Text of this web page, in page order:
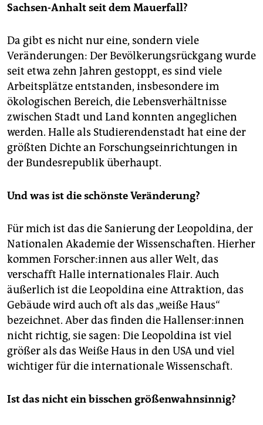
Sachsen-Anhalt seit dem Mauerfall?
Da gibt es nicht nur eine, sondern viele
Veränderungen: Der Bevölkerungsrückgang wurde
seit etwa zehn Jahren gestoppt, es sind viele
Arbeitsplätze entstanden, insbesondere im
ökologischen Bereich, die Lebensverhältnisse
zwischen Stadt und Land konnten angeglichen
werden. Halle als Studierendenstadt hat eine der
größten Dichte an Forschungseinrichtungen in
der Bundesrepublik überhaupt.
Und was ist die schönste Veränderung?
Für mich ist das die Sanierung der Leopoldina, der
Natio­nalen Akademie der Wissenschaften. Hierher
kommen For­sche­r:in­nen aus aller Welt, das
verschafft Halle internationales Flair. Auch
äußerlich ist die Leopoldina eine Attraktion, das
Gebäude wird auch oft als das „weiße Haus“
bezeichnet. Aber das finden die Hal­len­se­r:in­nen
nicht richtig, sie sagen: Die Leopoldina ist viel
größer als das Weiße Haus in den USA und viel
wichtiger für die internationale Wissenschaft.
Ist das nicht ein bisschen größenwahnsinnig?